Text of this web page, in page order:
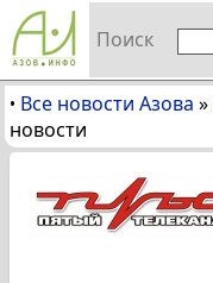
Поиск
• Все новости Азова »
новости